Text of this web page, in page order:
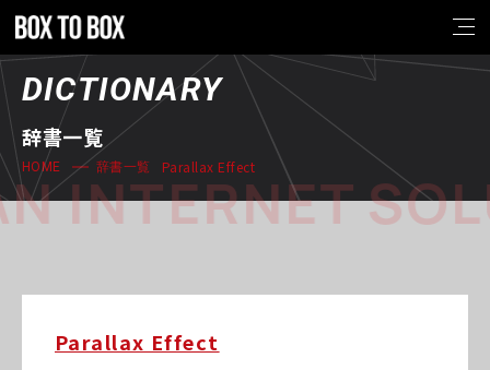
DICTIONARY
辞書一覧
HOME 辞書一覧 Parallax Effect
INTERNET
Parallax Effect